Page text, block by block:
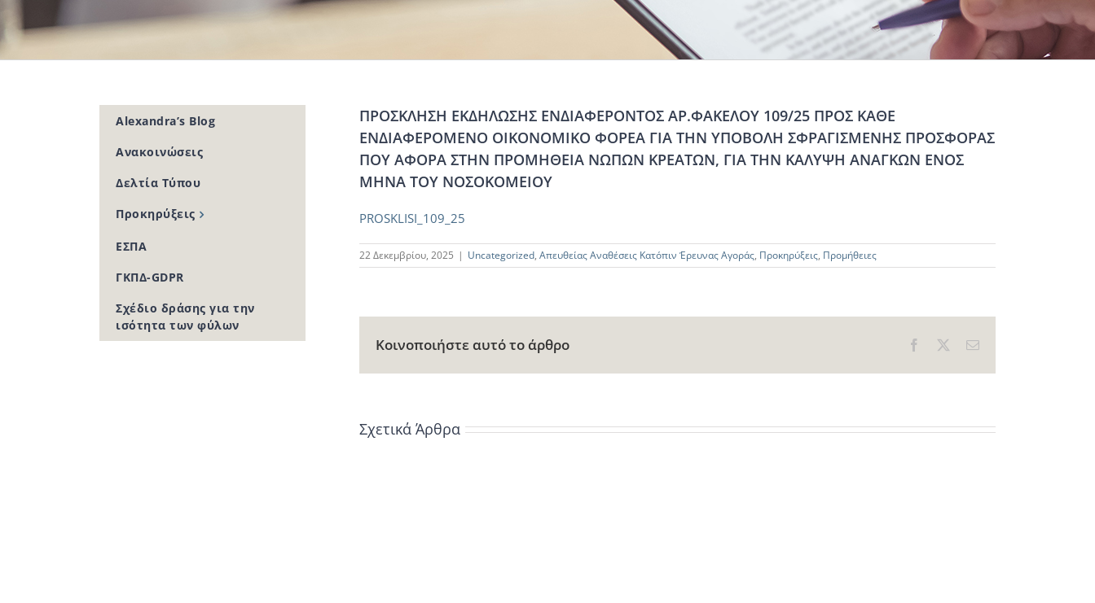
ΠΡΟΣΚΛΗΣΗ ΕΚΔΗΛΩΣΗΣ ΕΝΔΙΑΦΕΡΟΝΤΟΣ ΑΡ.ΦΑΚΕΛΟΥ 109/25 ΠΡΟΣ ΚΑΘΕ
ΕΝΔΙΑΦΕΡΟΜΕΝΟ ΟΙΚΟΝΟΜΙΚΟ ΦΟΡΕΑ ΓΙΑ ΤΗΝ ΥΠΟΒΟΛΗ ΣΦΡΑΓΙΣΜΕΝΗΣ ΠΡΟΣΦΟΡΑΣ
ΠΟΥ ΑΦΟΡΑ ΣΤΗΝ ΠΡΟΜΗΘΕΙΑ ΝΩΠΩΝ ΚΡΕΑΤΩΝ, ΓΙΑ ΤΗΝ ΚΑΛΥΨΗ ΑΝΑΓΚΩΝ ΕΝΟΣ
ΜΗΝΑ ΤΟΥ ΝΟΣΟΚΟΜΕΙΟΥ
PROSKLISI_109_25
22 Δεκεμβρίου, 2025 | Uncategorized, Απευθείας Αναθέσεις Κατόπιν Έρευνας Αγοράς, Προκηρύξεις, Προμήθειες
Κοινοποιήστε αυτό το άρθρο Facebook Email
Σχετικά Άρθρα
Alexandra’s Blog
Ανακοινώσεις
Δελτία Τύπου
Προκηρύξεις
ΕΣΠΑ
ΓΚΠΔ-GDPR
Σχέδιο δράσης για την
ισότητα των φύλων